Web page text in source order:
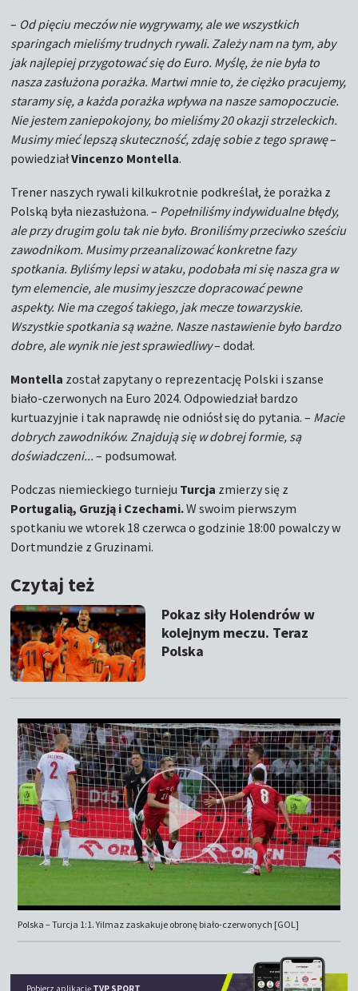
– Od pięciu meczów nie wygrywamy, ale we wszystkich
sparingach mieliśmy trudnych rywali. Zależy nam na tym, aby
jak najlepiej przygotować się do Euro. Myślę, że nie była to
nasza zasłużona porażka. Martwi mnie to, że ciężko pracujemy,
staramy się, a każda porażka wpływa na nasze samopoczucie.
Nie jestem zaniepokojony, bo mieliśmy 20 okazji strzeleckich.
Musimy mieć lepszą skuteczność, zdaję sobie z tego sprawę–
powiedziałVincenzo Montella.
Trener naszych rywali kilkukrotnie podkreślał, że porażka z
Polską była niezasłużona. – Popełniliśmy indywidualne błędy,
ale przy drugim golu tak nie było. Broniliśmy przeciwko sześciu
zawodnikom. Musimy przeanalizować konkretne fazy
spotkania. Byliśmy lepsi w ataku, podobała mi się nasza gra w
tym elemencie, ale musimy jeszcze dopracować pewne
aspekty. Nie ma czegoś takiego, jak mecze towarzyskie.
Wszystkie spotkania są ważne. Nasze nastawienie było bardzo
dobre, ale wynik nie jest sprawiedliwy– dodał.
Montella został zapytany o reprezentację Polski i szanse
biało-czerwonych na Euro 2024. Odpowiedział bardzo
kurtuazyjnie i tak naprawdę nie odniósł się do pytania. – Macie
dobrych zawodników. Znajdują się w dobrej formie, są
doświadczeni... – podsumował.
Podczas niemieckiego turnieju Turcja zmierzy się z
Portugalią, Gruzją i Czechami.W swoim pierwszym
spotkaniu we wtorek 18 czerwca o godzinie 18:00 powalczy w
Dortmundzie z Gruzinami.
Czytaj też
Pokaz siły Holendrów w
kolejnym meczu. Teraz
Polska
Polska – Turcja 1:1. Yilmaz zaskakuje obronę biało-czerwonych [GOL]
Pobierz aplikację TVP SPORT